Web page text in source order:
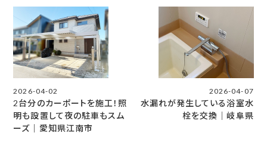
2026-04-02
2台分のカーポートを施工！照
明も設置して夜の駐車もスム
ーズ｜愛知県江南市
2026-04-07
水漏れが発生している浴室水
栓を交換｜岐阜県